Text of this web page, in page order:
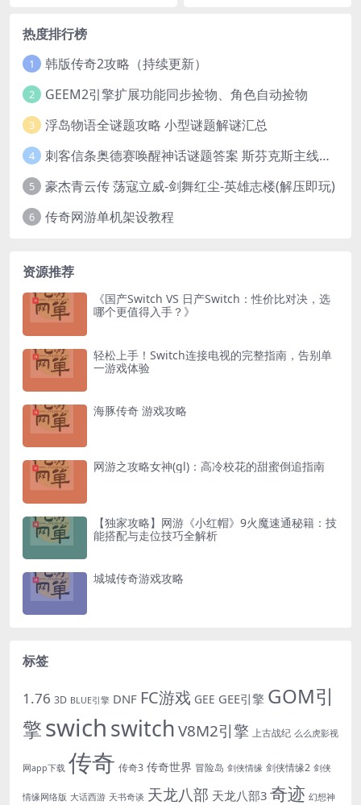
热度排行榜
1 韩版传奇2攻略（持续更新）
2 GEEM2引擎扩展功能同步捡物、角色自动捡物
3 浮岛物语全谜题攻略 小型谜题解谜汇总
4 刺客信条奥德赛唤醒神话谜题答案 斯芬克斯主线攻略
5 豪杰青云传 荡寇立威-剑舞红尘-英雄志楼(解压即玩)
6 传奇网游单机架设教程
资源推荐
《国产Switch VS 日产Switch：性价比对决，选
哪个更值得入手？》
轻松上手！Switch连接电视的完整指南，告别单
一游戏体验
海豚传奇 游戏攻略
网游之攻略女神(gl)：高冷校花的甜蜜倒追指南
【独家攻略】网游《小红帽》9火魔速通秘籍：技
能搭配与走位技巧全解析
城城传奇游戏攻略
标签
1.76 3D BLUE引擎 DNF FC游戏 GEE GEE引擎 GOM引
擎swichswitchV8M2引擎 上古战纪 么么虎影视
网app下载 传奇 传奇3 传奇世界 冒险岛 剑侠情缘 剑侠情缘2 剑侠
情缘网络版 大话西游 天书奇谈 天龙八部 天龙八部3 奇迹 幻想神